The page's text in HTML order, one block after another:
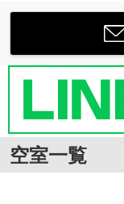
空室一覧